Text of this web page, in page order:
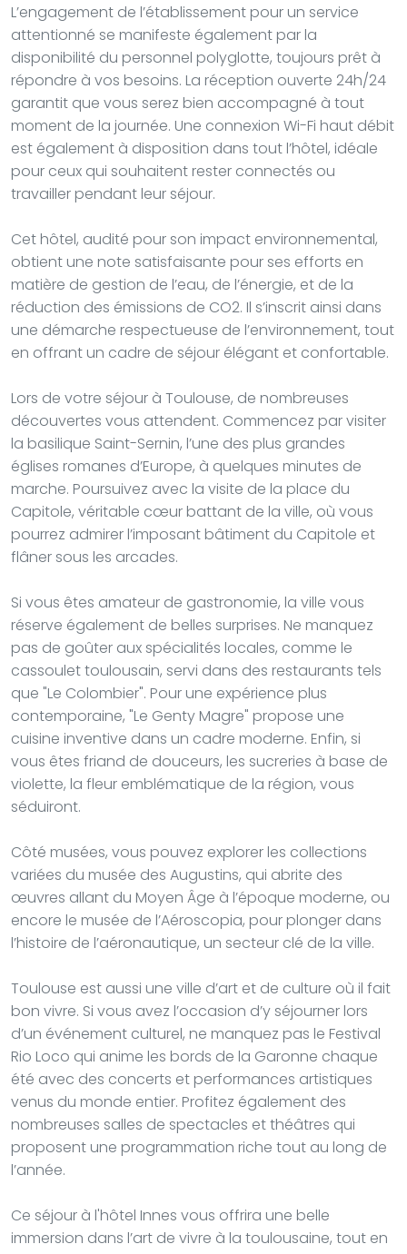
L’engagement de l’établissement pour un service
attentionné se manifeste également par la
disponibilité du personnel polyglotte, toujours prêt à
répondre à vos besoins. La réception ouverte 24h/24
garantit que vous serez bien accompagné à tout
moment de la journée. Une connexion Wi-Fi haut débit
est également à disposition dans tout l’hôtel, idéale
pour ceux qui souhaitent rester connectés ou
travailler pendant leur séjour.
Cet hôtel, audité pour son impact environnemental,
obtient une note satisfaisante pour ses efforts en
matière de gestion de l’eau, de l’énergie, et de la
réduction des émissions de CO2. Il s’inscrit ainsi dans
une démarche respectueuse de l’environnement, tout
en offrant un cadre de séjour élégant et confortable.
Lors de votre séjour à Toulouse, de nombreuses
découvertes vous attendent. Commencez par visiter
la basilique Saint-Sernin, l’une des plus grandes
églises romanes d’Europe, à quelques minutes de
marche. Poursuivez avec la visite de la place du
Capitole, véritable cœur battant de la ville, où vous
pourrez admirer l’imposant bâtiment du Capitole et
flâner sous les arcades.
Si vous êtes amateur de gastronomie, la ville vous
réserve également de belles surprises. Ne manquez
pas de goûter aux spécialités locales, comme le
cassoulet toulousain, servi dans des restaurants tels
que "Le Colombier". Pour une expérience plus
contemporaine, "Le Genty Magre" propose une
cuisine inventive dans un cadre moderne. Enfin, si
vous êtes friand de douceurs, les sucreries à base de
violette, la fleur emblématique de la région, vous
séduiront.
Côté musées, vous pouvez explorer les collections
variées du musée des Augustins, qui abrite des
œuvres allant du Moyen Âge à l’époque moderne, ou
encore le musée de l’Aéroscopia, pour plonger dans
l’histoire de l’aéronautique, un secteur clé de la ville.
Toulouse est aussi une ville d’art et de culture où il fait
bon vivre. Si vous avez l’occasion d’y séjourner lors
d’un événement culturel, ne manquez pas le Festival
Rio Loco qui anime les bords de la Garonne chaque
été avec des concerts et performances artistiques
venus du monde entier. Profitez également des
nombreuses salles de spectacles et théâtres qui
proposent une programmation riche tout au long de
l’année.
Ce séjour à l'hôtel Innes vous offrira une belle
immersion dans l’art de vivre à la toulousaine, tout en